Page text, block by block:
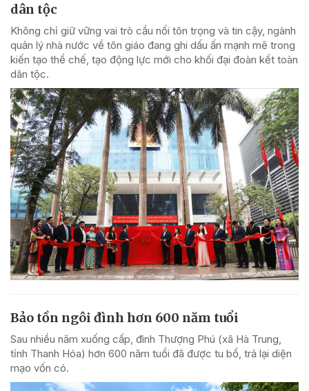
dân tộc
Không chỉ giữ vững vai trò cầu nối tôn trọng và tin cậy, ngành
quản lý nhà nước về tôn giáo đang ghi dấu ấn mạnh mẽ trong
kiến tạo thể chế, tạo động lực mới cho khối đại đoàn kết toàn
dân tộc.
Bảo tồn ngôi đình hơn 600 năm tuổi
Sau nhiều năm xuống cấp, đình Thượng Phú (xã Hà Trung,
tỉnh Thanh Hóa) hơn 600 năm tuổi đã được tu bổ, trả lại diện
mạo vốn có.